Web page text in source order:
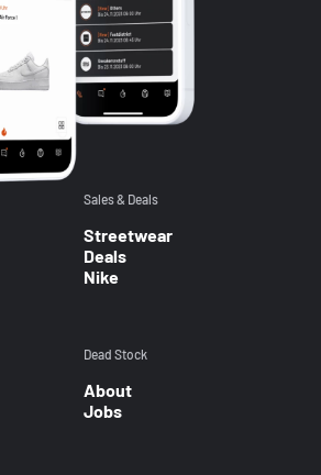
Sales & Deals
Streetwear
Deals
Nike
Dead Stock
About
Jobs